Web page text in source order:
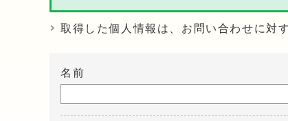
取得した個人情報は、お問い合わせに対
名前